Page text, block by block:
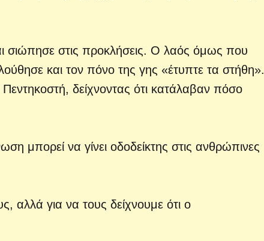
σιώπησε στις προκλήσεις. Ο λαός όμως που
και τον πόνο της γης «έτυπτε τα στήθη».
δείχνοντας ότι κατάλαβαν πόσο
μπορεί να γίνει οδοδείκτης στις ανθρώπινες
αλλά για να τους δείχνουμε ότι ο